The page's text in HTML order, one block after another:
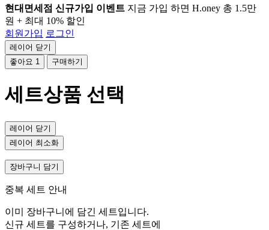
현대면세점 신규가입 이벤트 지금 가입 하면 H.oney 총 1.5만
원 + 최대 10% 할인
회원가입 로그인
레이어 닫기
좋아요 1 구매하기
세트상품 선택
레이어 닫기
레이어 최소화
장바구니 담기
중복 세트 안내
이미 장바구니에 담긴 세트입니다.
신규 세트를 구성하거나, 기존 세트에